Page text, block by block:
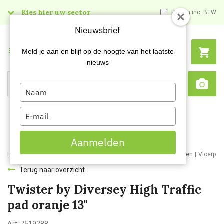
Kies hier uw sector Prijzen inc. BTW
Search
Menu
Home Webshop Schoonmaakartikelen Schoonmaakmaterialen
Terug naar overzicht
Twister by Diversey High Traffic
pad oranje 13"
Nieuwsbrief
Meld je aan en blijf op de hoogte van het laatste
nieuws
Type
your
name
Type
your
email
Aanmelden